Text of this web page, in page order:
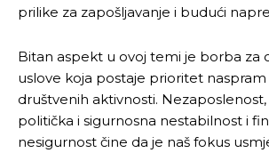
prilike za zapošljavanje i budući
Bitan aspekt u ovoj temi je borba za
uslove koja postaje prioritet naspram
društvenih aktivnosti.
politička i sigurnosna nestabilnost i
nesigurnost čine da je naš fokus